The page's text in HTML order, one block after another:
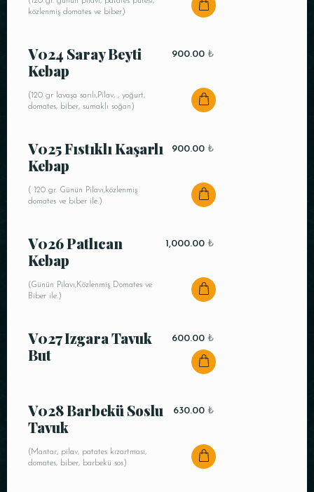
közlenmiş domates ve biber)
V024 Saray Beyti
Kebap
(120 gr lavaşa sarılı,Pilav, , yoğurt,
domates, biber, sumaklı soğan)
900.00 ₺
V025 Fıstıklı Kaşarlı
Kebap
( 120 gr. Günün Pilavı,közlenmiş
domates ve biber ile.)
900.00 ₺
V026 Patlıcan
Kebap
(Günün Pilavı,Közlenmiş Domates ve
Biber ile.)
1,000.00 ₺
V027 Izgara Tavuk
But
600.00 ₺
V028 Barbekü Soslu
Tavuk
(Mantar, pilav, patates kızartması,
domates, biber, barbekü sos)
630.00 ₺